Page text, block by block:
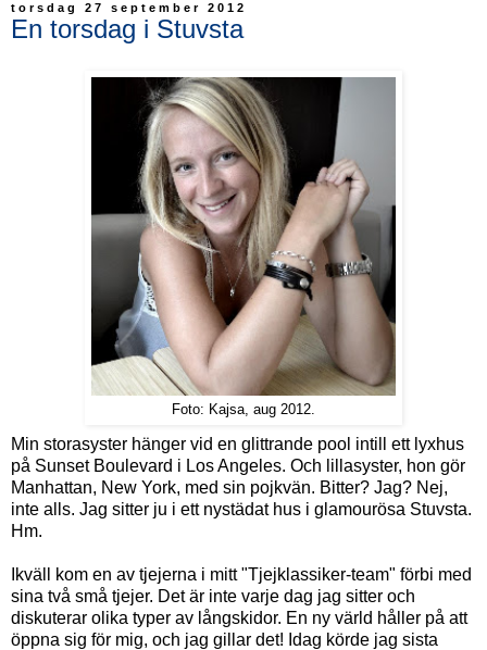
torsdag 27 september 2012
En torsdag i Stuvsta
Foto: Kajsa, aug 2012.
Min storasyster hänger vid en glittrande pool intill ett lyxhus
på Sunset Boulevard i Los Angeles. Och lillasyster, hon gör
Manhattan, New York, med sin pojkvän. Bitter? Jag? Nej,
inte alls. Jag sitter ju i ett nystädat hus i glamourösa Stuvsta.
Hm.
Ikväll kom en av tjejerna i mitt "Tjejklassiker-team" förbi med
sina två små tjejer. Det är inte varje dag jag sitter och
diskuterar olika typer av långskidor. En ny värld håller på att
öppna sig för mig, och jag gillar det! Idag körde jag sista